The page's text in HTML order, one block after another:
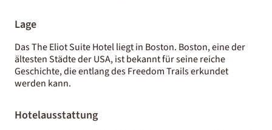
Lage
Das The Eliot Suite Hotel liegt in Boston. Boston, eine der
ältesten Städte der USA, ist bekannt für seine reiche
Geschichte, die entlang des Freedom Trails erkundet
werden kann.
Hotelausstattung